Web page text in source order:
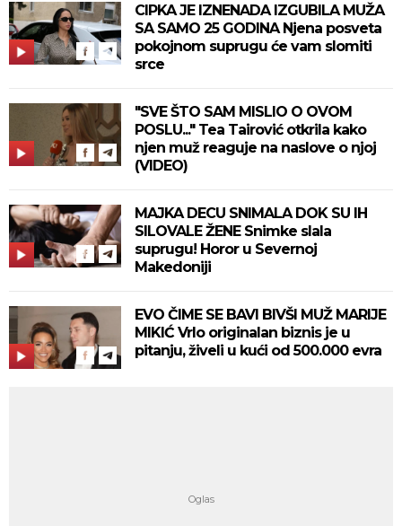
CIPKA JE IZNENADA IZGUBILA MUŽA
SA SAMO 25 GODINA Njena posveta
pokojnom suprugu će vam slomiti
srce
"SVE ŠTO SAM MISLIO O OVOM
POSLU..." Tea Tairović otkrila kako
njen muž reaguje na naslove o njoj
(VIDEO)
MAJKA DECU SNIMALA DOK SU IH
SILOVALE ŽENE Snimke slala
suprugu! Horor u Severnoj
Makedoniji
EVO ČIME SE BAVI BIVŠI MUŽ MARIJE
MIKIĆ Vrlo originalan biznis je u
pitanju, živeli u kući od 500.000 evra